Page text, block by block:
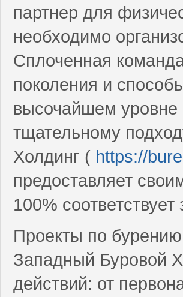
партнер для
необходимо
Сплоченная
поколения и
высочайшем
тщательному
Холдинг ( https://
предоставляет
100%
Проекты по
Западный Буровой
действий: от